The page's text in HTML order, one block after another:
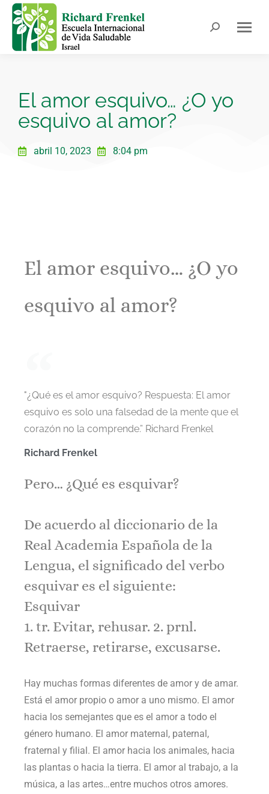
El amor esquivo… ¿O yo
esquivo al amor?
abril 10, 2023 8:04 pm
El amor esquivo… ¿O yo
esquivo al amor?
"¿Qué es el amor esquivo? Respuesta: El amor
esquivo es solo una falsedad de la mente que el
corazón no la comprende.” Richard Frenkel
Richard Frenkel
Pero… ¿Qué es esquivar?
De acuerdo al diccionario de la
Real Academia Española de la
Lengua, el significado del verbo
esquivar es el siguiente:
Esquivar
1. tr. Evitar, rehusar. 2. prnl.
Retraerse, retirarse, excusarse.
Hay muchas formas diferentes de amor y de amar.
Está el amor propio o amor a uno mismo. El amor
hacia los semejantes que es el amor a todo el
género humano. El amor maternal, paternal,
fraternal y filial. El amor hacia los animales, hacia
las plantas o hacia la tierra. El amor al trabajo, a la
música, a las artes…entre muchos otros amores.